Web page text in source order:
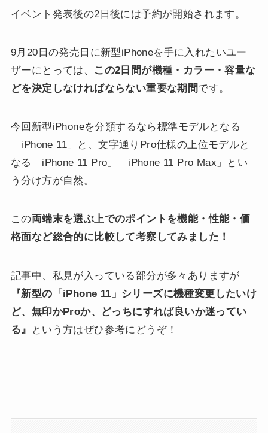
イベント発表後の2日後には予約が開始されます。
9月20日の発売日に新型iPhoneを手に入れたいユー
ザーにとっては、 この2日間が機種・カラー・容量な
どを決定しなければならない重要な期間です。
今回新型iPhoneを分類するなら標準モデルとなる
「iPhone 11」と、文字通りPro仕様の上位モデルと
なる「iPhone 11 Pro」「iPhone 11 Pro Max」とい
う分け方が自然。
この両端末を選ぶ上でのポイントを機能・性能・価
格面など総合的に比較して考察してみました！
記事中、私見が入っている部分が多々ありますが
『新型の「iPhone 11」シリーズに機種変更したいけ
ど、無印かProか、どっちにすれば良いか迷ってい
る』
という方はぜひ参考にどうぞ！